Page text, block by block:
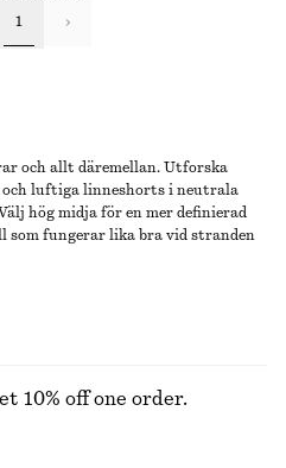
och allt däremellan. Utforska
och luftiga linneshorts i neutrala
hög midja för en mer definierad
som fungerar lika bra vid stranden
1
10% off one order.